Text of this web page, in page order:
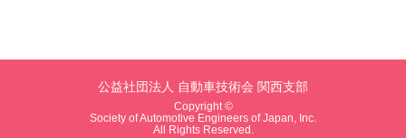
公益社団法人 自動車技術会 関西支部
Copyright ©
Society of Automotive Engineers of Japan, Inc.
All Rights Reserved.